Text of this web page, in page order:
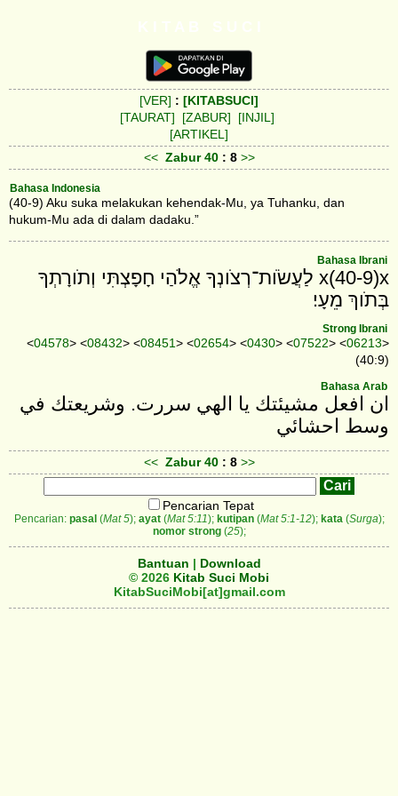
[VER] : [KITABSUCI]
[TAURAT]
[ZABUR]
[INJIL]
[ARTIKEL]
<< Zabur 40 : 8 >>
Bahasa Indonesia
(40-9) Aku suka melakukan kehendak-Mu, ya Tuhanku, dan
hukum-Mu ada di dalam dadaku.”
Bahasa Ibrani
x(40-9)x לַעֲשֹׂות־רְצֹונְךָ אֱלֹהַי חָפָצְתִּי וְתֹורָתְךָ
בְּתֹוךְ מֵעָי׃
Strong Ibrani
<04578> <08432> <08451> <02654> <0430> <07522> <06213>
(40:9)
Bahasa Arab
ان افعل مشيئتك يا الهي سررت. وشريعتك في
وسط احشائي
<< Zabur 40 : 8 >>
Pencarian Tepat
Pencarian: pasal(Mat 5); ayat(Mat 5:11); kutipan(Mat 5:1-12); kata (Surga);
nomor strong(25);
Bantuan | Download
© 2026 Kitab Suci Mobi
KitabSuciMobi[at]gmail.com